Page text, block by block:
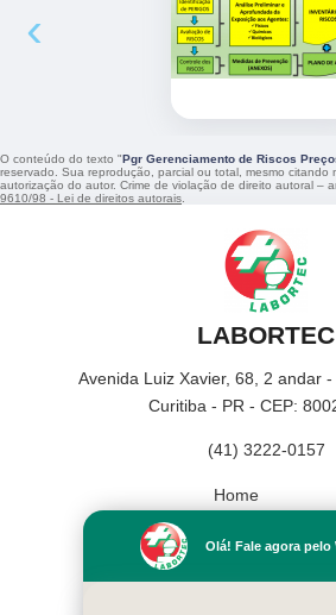
‹
O conteúdo do texto "Pgr Gerenciamento de Riscos
reservado. Sua reprodução, parcial ou total, mesmo citando
autorização do autor. Crime de violação de direito autoral –
9610/98 - Lei de direitos autorais
LABORTEC
Avenida Luiz Xavier, 68, 2 andar
Curitiba - PR - CEP:
(41) 3222-0157
Home
Missão
Serviços
Olá! Fale agora pelo